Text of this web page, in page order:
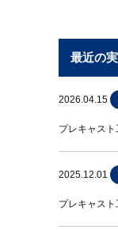
最近の
2026.04.15
プレキャス
2025.12.01
プレキャス